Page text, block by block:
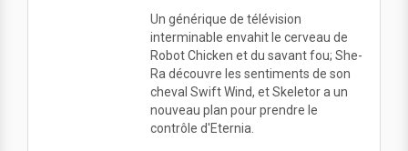
Un générique de télévision
interminable envahit le cerveau de
Robot Chicken et du savant fou; She-
Ra découvre les sentiments de son
cheval Swift Wind, et Skeletor a un
nouveau plan pour prendre le
contrôle d'Eternia.